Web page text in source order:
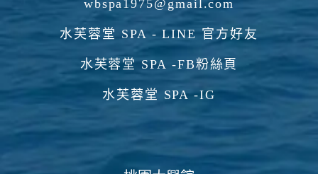
wbspa1975@gmail.com
水芙蓉堂 SPA - LINE 官方好友
水芙蓉堂 SPA -FB粉絲頁
水芙蓉堂 SPA -IG